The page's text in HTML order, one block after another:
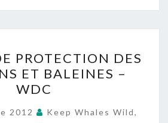
DE
PROTECTION
DES
DAUPHINS
PROTECTION DES
ET BALEINES –
WDC
2012
Keep Whales Wild,